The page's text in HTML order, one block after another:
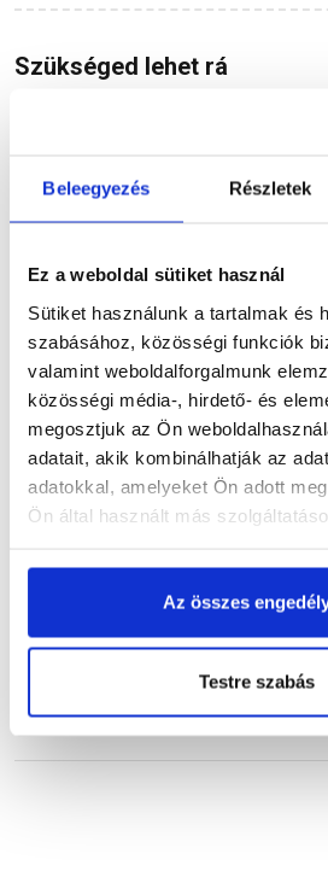
Beleegyezés Részletek
Ez a weboldal sütiket használ
Sütiket használunk a tartalmak és
szabásához, közösségi funkciók
valamint weboldalforgalmunk
közösségi média-, hirdető- és
megosztjuk az Ön
adatait, akik kombinálhatják az
adatokkal, amelyeket Ön adott
Ön által használt más
Az összes
Testre szabás
Szükséged lehet rá
Részletes leírás
Termékinformáció
Dokumentumok(1)
Vásárlói vélemények
Kérdések és válaszok